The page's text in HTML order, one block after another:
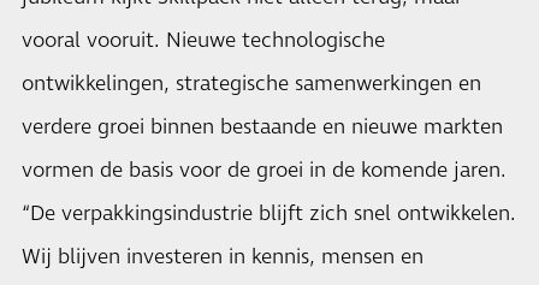
vooral vooruit. Nieuwe technologische
ontwikkelingen, strategische samenwerkingen en
verdere groei binnen bestaande en nieuwe markten
vormen de basis voor de groei in de komende jaren.
“De verpakkingsindustrie blijft zich snel ontwikkelen.
Wij blijven investeren in kennis, mensen en